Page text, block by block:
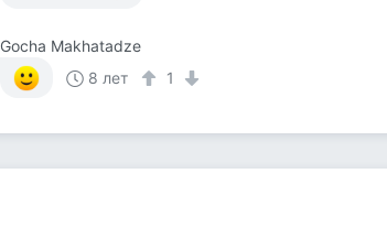
Gocha Makhatadze
8 лет
1